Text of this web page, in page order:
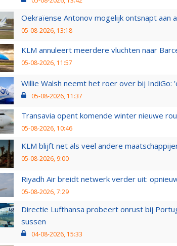
Oekraïense Antonov mogelijk ontsnapt aan
05-08-2026, 13:18
KLM annuleert meerdere vluchten naar
05-08-2026, 11:57
Willie Walsh neemt het roer over bij IndiGo:
05-08-2026, 11:37
Transavia opent komende winter nieuwe
05-08-2026, 10:46
KLM blijft net als veel andere
05-08-2026, 9:00
Riyadh Air breidt netwerk verder uit:
05-08-2026, 7:29
Directie Lufthansa probeert onrust bij
sussen
04-08-2026, 15:33